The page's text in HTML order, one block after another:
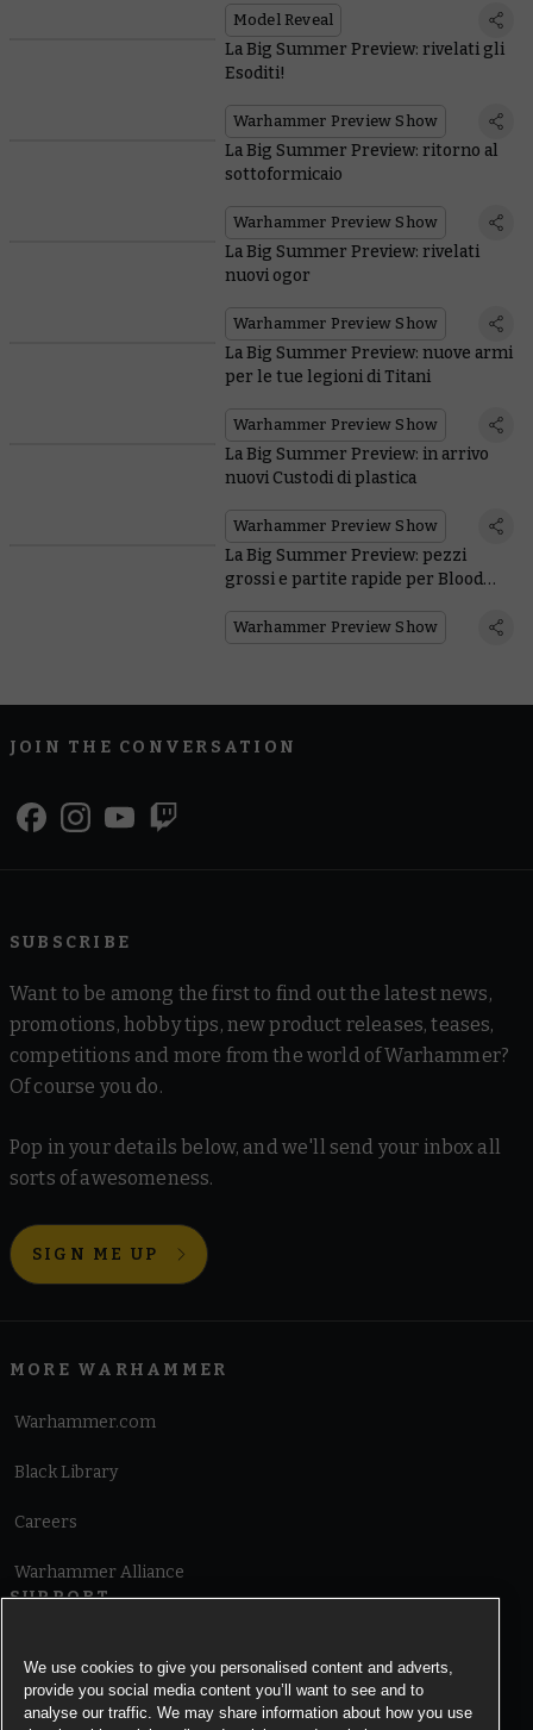
impreparata
Model Reveal
La Big Summer Preview: rivelati gli
Esoditi!
Warhammer Preview Show
La Big Summer Preview: ritorno al
sottoformicaio
Warhammer Preview Show
La Big Summer Preview: rivelati
nuovi ogor
Warhammer Preview Show
La Big Summer Preview: nuove armi
per le tue legioni di Titani
Warhammer Preview Show
La Big Summer Preview: in arrivo
nuovi Custodi di plastica
Warhammer Preview Show
La Big Summer Preview: pezzi
grossi e partite rapide per Blood
Warhammer Preview Show
JOIN THE CONVERSATION
SUBSCRIBE
Want to be among the first to find out the latest news,
promotions, hobby tips, new product releases, teases,
competitions and more from the world of Warhammer?
Of course you do.
Pop in your details below, and we'll send your inbox all
sorts of awesomeness.
SIGN ME UP
MORE WARHAMMER
Warhammer.com
Black Library
Careers
Warhammer Alliance
SUPPORT
Cookie Notice
We use cookies to give you personalised content and adverts,
provide you social media content you’ll want to see and to
analyse our traffic. We may share information about how you use